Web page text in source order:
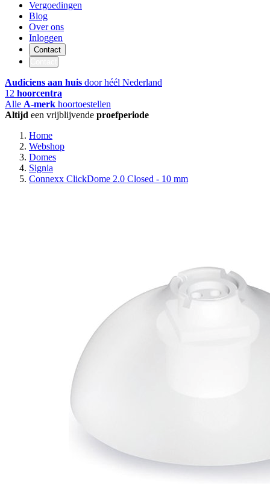
Vergoedingen
Blog
Over ons
Inloggen
Contact
Audiciens aan huis door héél Nederland
12 hoorcentra
Alle A-merk hoortoestellen
Altijd een vrijblijvende proefperiode
Home
Webshop
Domes
Signia
Connexx ClickDome 2.0 Closed - 10 mm